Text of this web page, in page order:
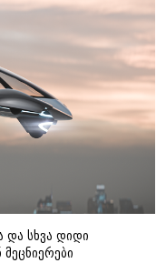
და სხვა დიდი